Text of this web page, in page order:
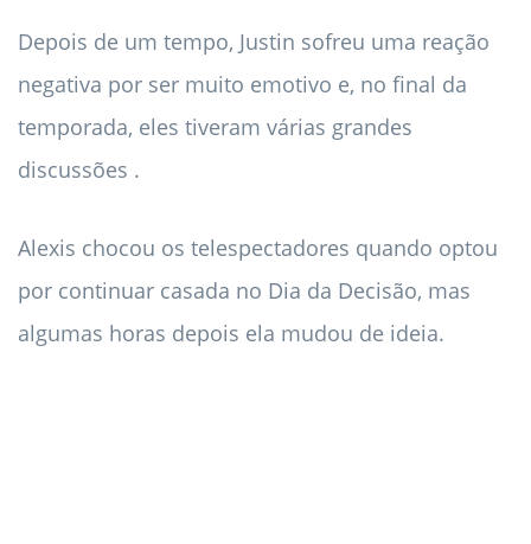
Depois de um tempo, Justin sofreu uma reação
negativa por ser muito emotivo e, no final da
temporada, eles tiveram várias grandes
discussões .
Alexis chocou os telespectadores quando optou
por continuar casada no Dia da Decisão, mas
algumas horas depois ela mudou de ideia.